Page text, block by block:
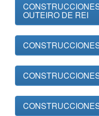
OUTEIRO DE REI